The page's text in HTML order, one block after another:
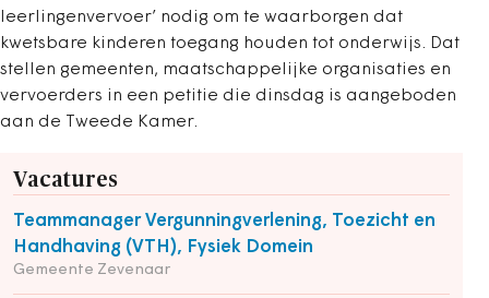
leerlingenvervoer’ nodig om te waarborgen dat
kwetsbare kinderen toegang houden tot onderwijs. Dat
stellen gemeenten, maatschappelijke organisaties en
vervoerders in een petitie die dinsdag is aangeboden
aan de Tweede Kamer.
Vacatures
Teammanager Vergunningverlening, Toezicht en
Handhaving (VTH), Fysiek Domein
Gemeente Zevenaar